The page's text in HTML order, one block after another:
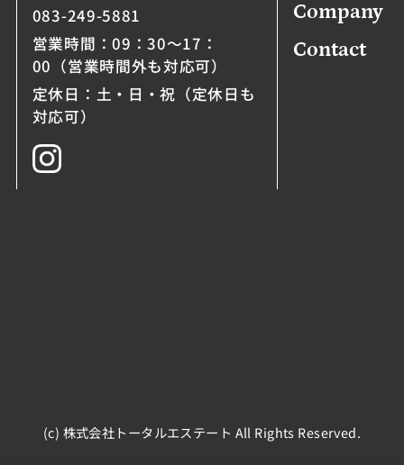
083-249-5881
営業時間：09：30～17：
00（営業時間外も対応可）
定休日：土・日・祝（定休日も
対応可）
Company
Contact
(c) 株式会社トータルエステート All Rights Reserved.